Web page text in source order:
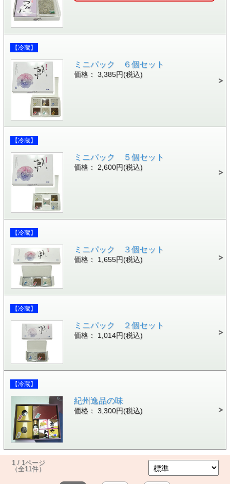
【冷蔵】
ミニパック ６個セット
価格： 3,385円(税込)
【冷蔵】
ミニパック ５個セット
価格： 2,600円(税込)
【冷蔵】
ミニパック ３個セット
価格： 1,655円(税込)
【冷蔵】
ミニパック ２個セット
価格： 1,014円(税込)
【冷蔵】
紀州逸品の味
価格： 3,300円(税込)
1 / 1ページ
（全11件）